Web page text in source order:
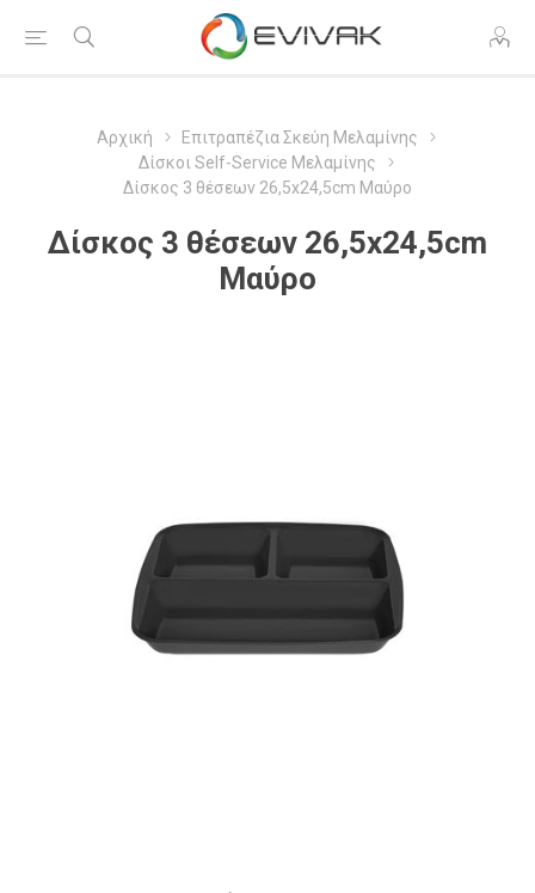
Αρχική
Επιτραπέζια Σκεύη Μελαμίνης
Δίσκοι Self-Service Μελαμίνης
Δίσκος 3 θέσεων 26,5x24,5cm Μαύρο
Δίσκος 3 θέσεων 26,5x24,5cm
Μαύρο